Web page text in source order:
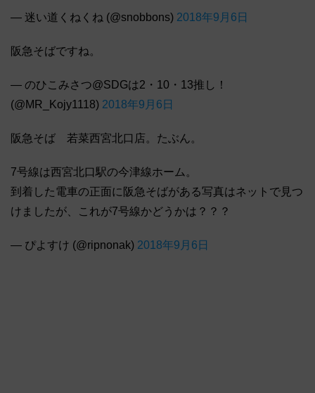
— 迷い道くねくね (@snobbons) 2018年9月6日
阪急そばですね。
— のひこみさつ@SDGは2・10・13推し！
(@MR_Kojy1118) 2018年9月6日
阪急そば 若菜西宮北口店。たぶん。
7号線は西宮北口駅の今津線ホーム。
到着した電車の正面に阪急そばがある写真はネットで見つ
けましたが、これが7号線かどうかは？？？
— ぴよすけ (@ripnonak) 2018年9月6日